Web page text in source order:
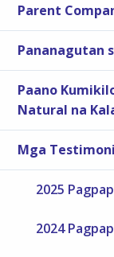
Parent
Pananagutan
Paano
Natural na
Mga
2025
2024